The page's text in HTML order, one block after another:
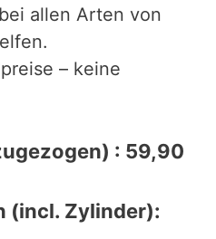
allen Arten von
– keine
: 59,90
(incl. Zylinder):